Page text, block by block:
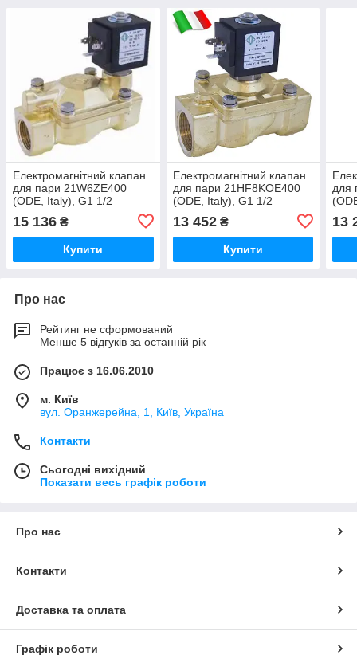
Електромагнітний клапан
для пари 21W6ZE400
(ODE, Italy), G1 1/2
15 136 ₴
Купити
Електромагнітний клапан
для пари 21HF8KOE400
(ODE, Italy), G1 1/2
13 452₴
Купити
для
13
Про нас
Рейтинг не сформований
Менше 5 відгуків за останній рік
Працює з 16.06.2010
м. Київ
вул. Оранжерейна, 1, Київ, Україна
Контакти
Сьогодні вихідний
Показати весь графік роботи
Про нас
Контакти
Доставка та оплата
Графік роботи